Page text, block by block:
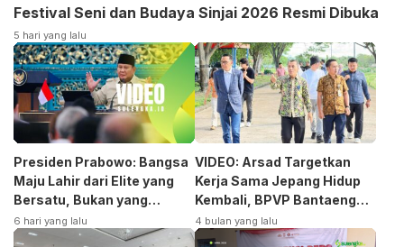
Festival Seni dan Budaya Sinjai 2026 Resmi Dibuka
5 hari yang lalu
Presiden Prabowo: Bangsa
Maju Lahir dari Elite yang
Bersatu, Bukan yang
Terpecah
6 hari yang lalu
VIDEO: Arsad Targetkan
Kerja Sama Jepang Hidup
Kembali, BPVP Bantaeng
Siap Bangkitkan Jurusan
Otomotif
4 bulan yang lalu